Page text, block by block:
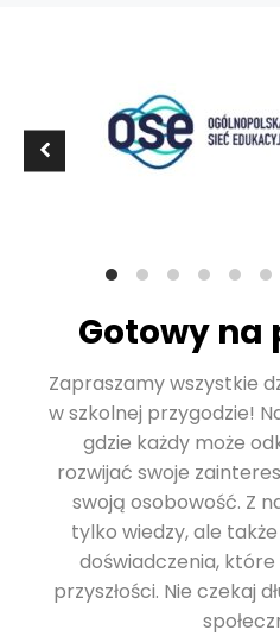
Gotowy na
Zapraszamy wszystkie
w szkolnej przygodzie!
gdzie każdy może
rozwijać swoje
swoją osobowość. Z
tylko wiedzy, ale
doświadczenia,
przyszłości. Nie czekaj